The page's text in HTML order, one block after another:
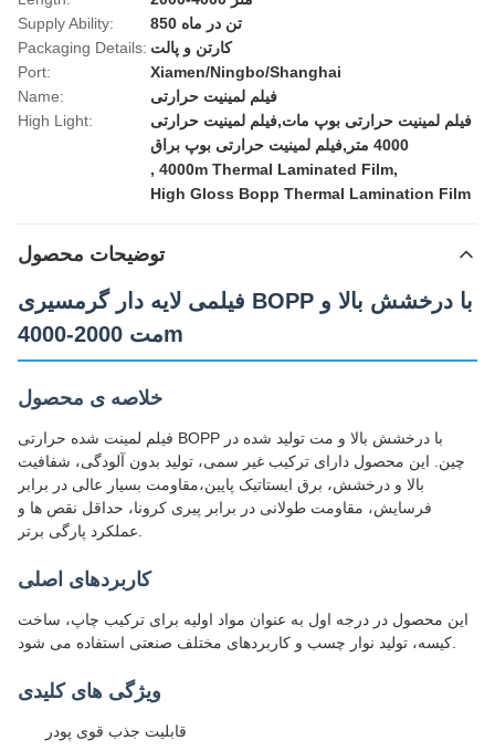
Supply Ability:
850 تن در ماه
Packaging Details: کارتن و پالت
Port:
Xiamen/Ningbo/Shanghai
Name:
فیلم لمینیت حرارتی
High Light:
فیلم لمینیت حرارتی بوپ مات,فیلم لمینیت حرارتی
4000 متر,فیلم لمینیت حرارتی بوپ براق
, 4000m Thermal Laminated Film,
High Gloss Bopp Thermal Lamination Film
توضیحات محصول
فیلمی لایه دار گرمسیری BOPP با درخشش بالا و
مت 2000-4000m
خلاصه ی محصول
فیلم لمینت شده حرارتی BOPP با درخشش بالا و مت تولید شده در
چین. این محصول دارای ترکیب غیر سمی، تولید بدون آلودگی، شفافیت
بالا و درخشش، برق ایستاتیک پایین،مقاومت بسیار عالی در برابر
فرسایش، مقاومت طولانی در برابر پیری کرونا، حداقل نقص ها و
کاربردهای اصلی
این محصول در درجه اول به عنوان مواد اولیه برای ترکیب چاپ، ساخت
ویژگی های کلیدی
قابلیت جذب قوی پودر